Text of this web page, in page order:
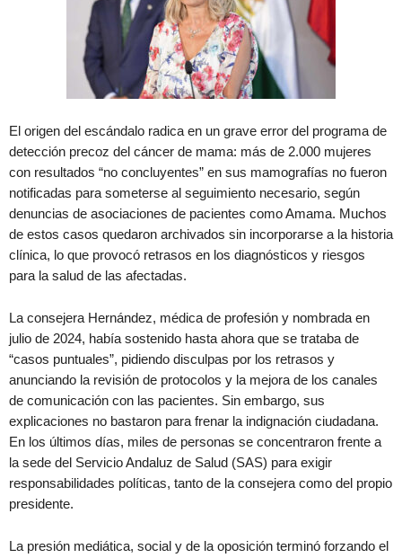
El origen del escándalo radica en un grave error del programa de
detección precoz del cáncer de mama: más de 2.000 mujeres
con resultados “no concluyentes” en sus mamografías no fueron
notificadas para someterse al seguimiento necesario, según
denuncias de asociaciones de pacientes como Amama. Muchos
de estos casos quedaron archivados sin incorporarse a la historia
clínica, lo que provocó retrasos en los diagnósticos y riesgos
para la salud de las afectadas.
La consejera Hernández, médica de profesión y nombrada en
julio de 2024, había sostenido hasta ahora que se trataba de
“casos puntuales”, pidiendo disculpas por los retrasos y
anunciando la revisión de protocolos y la mejora de los canales
de comunicación con las pacientes. Sin embargo, sus
explicaciones no bastaron para frenar la indignación ciudadana.
En los últimos días, miles de personas se concentraron frente a
la sede del Servicio Andaluz de Salud (SAS) para exigir
responsabilidades políticas, tanto de la consejera como del propio
presidente.
La presión mediática, social y de la oposición terminó forzando el